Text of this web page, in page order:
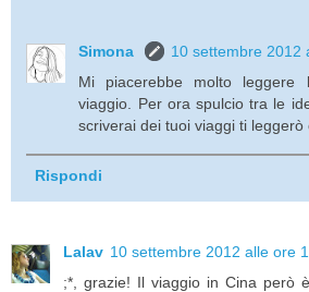
Simona
10 settembre 2012
Mi piacerebbe molto leggere
viaggio. Per ora spulcio tra le
scriverai dei tuoi viaggi ti leggerò
Rispondi
Lalav 10 settembre 2012 alle ore
;*, grazie! Il viaggio in Cina però